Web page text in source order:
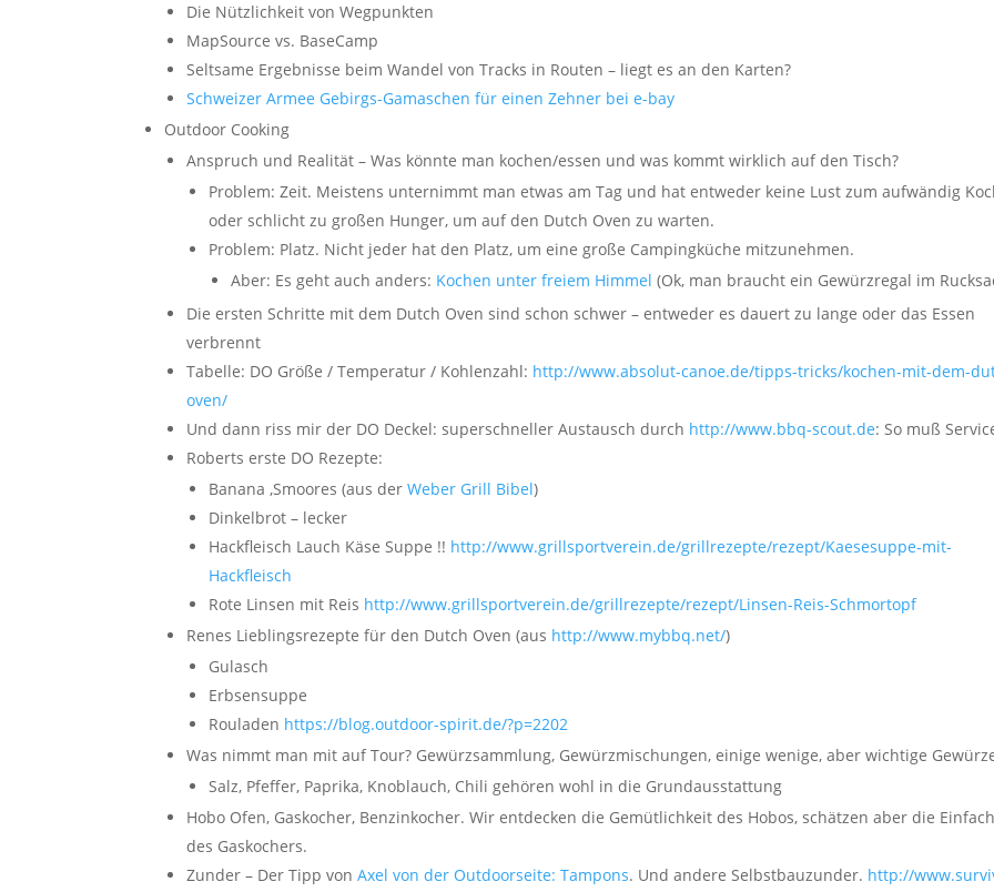
Die Nützlichkeit von Wegpunkten
MapSource vs. BaseCamp
Seltsame Ergebnisse beim Wandel von Tracks in Routen – liegt es an den Karten?
Schweizer Armee Gebirgs-Gamaschen für einen Zehner bei e-bay
Outdoor Cooking
Anspruch und Realität – Was könnte man kochen/essen und was kommt wirklich auf den Tisch?
Problem: Zeit. Meistens unternimmt man etwas am Tag und hat entweder keine Lust zum aufwändig
oder schlicht zu großen Hunger, um auf den Dutch Oven zu warten.
Problem: Platz. Nicht jeder hat den Platz, um eine große Campingküche mitzunehmen.
Aber: Es geht auch anders: Kochen unter freiem Himmel (Ok, man braucht ein Gewürzregal im
Die ersten Schritte mit dem Dutch Oven sind schon schwer – entweder es dauert zu lange oder das Essen
verbrennt
Tabelle: DO Größe / Temperatur / Kohlenzahl: http://www.absolut-canoe.de/tipps-tricks/kochen-mit-dem-
oven/
Und dann riss mir der DO Deckel: superschneller Austausch durch http://www.bbq-scout.de: So muß
Roberts erste DO Rezepte:
Banana ‚Smoores (aus derWeber Grill Bibel)
Dinkelbrot – lecker
Hackfleisch Lauch Käse Suppe !! http://www.grillsportverein.de/grillrezepte/rezept/Kaesesuppe-mit-
Hackfleisch
Rote Linsen mit Reis http://www.grillsportverein.de/grillrezepte/rezept/Linsen-Reis-Schmortopf
Renes Lieblingsrezepte für den Dutch Oven (aus http://www.mybbq.net/)
Gulasch
Erbsensuppe
Rouladen https://blog.outdoor-spirit.de/?p=2202
Was nimmt man mit auf Tour? Gewürzsammlung, Gewürzmischungen, einige wenige, aber wichtige
Salz, Pfeffer, Paprika, Knoblauch, Chili gehören wohl in die Grundausstattung
Hobo Ofen, Gaskocher, Benzinkocher. Wir entdecken die Gemütlichkeit des Hobos, schätzen aber die
des Gaskochers.
Zunder – Der Tipp vonAxel von der Outdoorseite: Tampons. Und andere Selbstbauzunder. http://